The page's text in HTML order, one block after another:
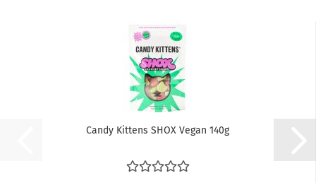
Candy Kittens SHOX Vegan 140g